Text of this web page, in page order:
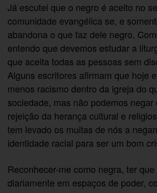
Já escutei que o negro é aceito no
comunidade evangélica se, e
abandona o que faz dele negro.
entendo que devemos estudar a
que aceita todas as pessoas sem
Alguns escritores afirmam que hoje
menos racismo dentro da igreja do
sociedade, mas não podemos negar
rejeição da herança cultural e
tem levado os muitas de nós a
identidade racial para ser um bom
Reconhecer-me como negra, ter
diariamente em espaços de poder,